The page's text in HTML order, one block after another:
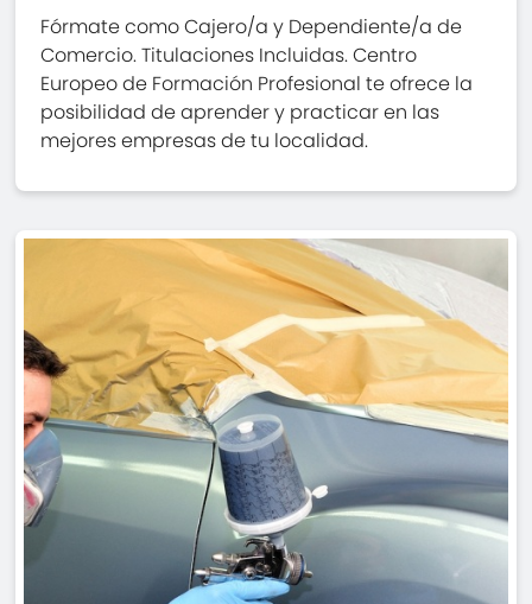
Fórmate como Cajero/a y Dependiente/a de
Comercio. Titulaciones Incluidas. Centro
Europeo de Formación Profesional te ofrece la
posibilidad de aprender y practicar en las
mejores empresas de tu localidad.